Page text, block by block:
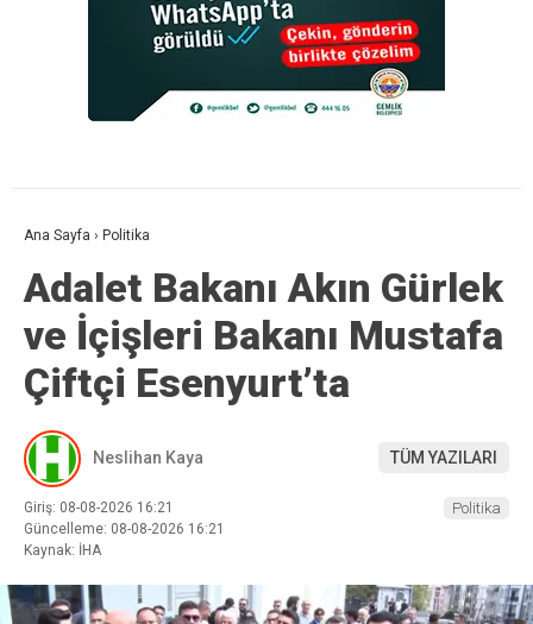
Ana Sayfa › Politika
Adalet Bakanı Akın Gürlek
ve İçişleri Bakanı Mustafa
Çiftçi Esenyurt’ta
Neslihan Kaya TÜM YAZILARI
Giriş: 08-08-2026 16:21
Güncelleme: 08-08-2026 16:21
Kaynak: İHA
Politika